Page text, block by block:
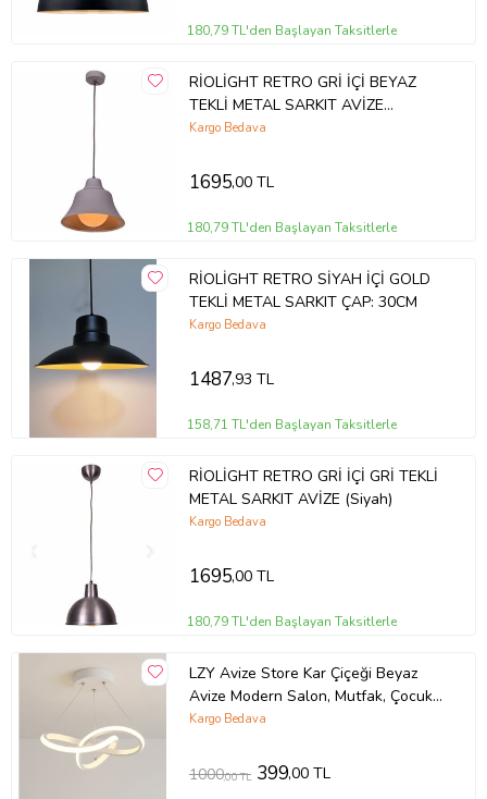
180,79 TL'den Başlayan Taksitlerle
RİOLİGHT RETRO GRİ İÇİ BEYAZ
TEKLİ METAL SARKIT AVİZE
ÇAP:22CM (Siyah)
Kargo Bedava
1695,00 TL
180,79 TL'den Başlayan Taksitlerle
RİOLİGHT RETRO SİYAH İÇİ GOLD
TEKLİ METAL SARKIT ÇAP: 30CM
Kargo Bedava
1487,93 TL
158,71 TL'den Başlayan Taksitlerle
RİOLİGHT RETRO GRİ İÇİ GRİ TEKLİ
METAL SARKIT AVİZE (Siyah)
Kargo Bedava
1695,00 TL
180,79 TL'den Başlayan Taksitlerle
LZY Avize Store Kar Çiçeği Beyaz
Avize Modern Salon, Mutfak, Çocuk
Odası ve Antre Aydınlatma (Siyah)
Kargo Bedava
1000,00 TL 399,00 TL